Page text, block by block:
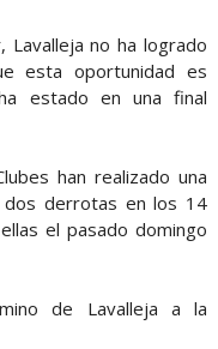
no ha logrado
esta oportunidad es
estado en una final
han realizado una
dos derrotas en los 14
el pasado domingo
de Lavalleja a la